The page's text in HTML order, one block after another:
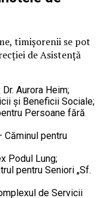
timișorenii se pot
de Asistență
Aurora Heim;
și Beneficii Sociale;
Persoane fără
Căminul pentru
Podul Lung;
pentru Seniori „Sf.
de Servicii